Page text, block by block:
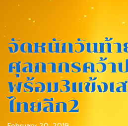
จัดหนักวันท้า
ศุลกากรคว้า
พร้อม3แข้งเ
ไทยลีก2